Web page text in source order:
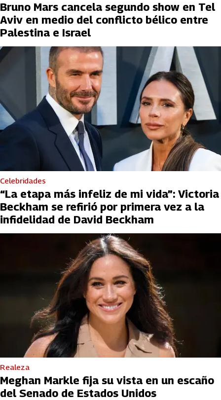
Bruno Mars cancela segundo show en Tel
Aviv en medio del conflicto bélico entre
Palestina e Israel
Celebridades
“La etapa más infeliz de mi vida”: Victoria
Beckham se refirió por primera vez a la
infidelidad de David Beckham
Realeza
Meghan Markle fija su vista en un escaño
del Senado de Estados Unidos